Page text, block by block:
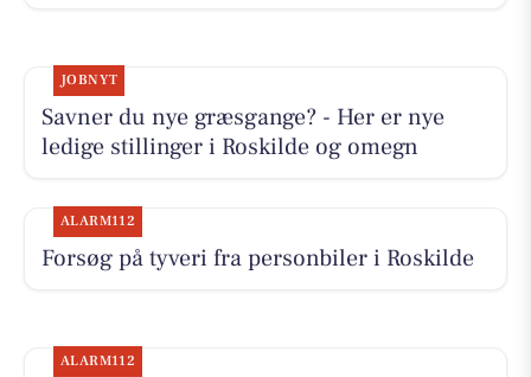
JOBNYT
Savner du nye græsgange? - Her er nye
ledige stillinger i Roskilde og omegn
ALARM112
Forsøg på tyveri fra personbiler i Roskilde
ALARM112